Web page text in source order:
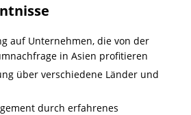
auf Unternehmen, die von der
in Asien profitieren
über verschiedene Länder und
durch erfahrenes